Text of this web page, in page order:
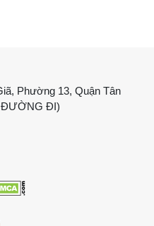
Phường 13, Quận Tân
ĐI)